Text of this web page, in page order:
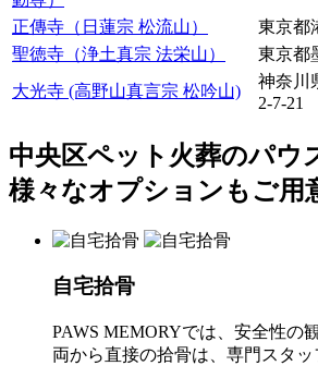
正傳寺（日蓮宗 松流山）
東京都
聖徳寺（浄土真宗 法栄山）
東京都
大光寺 (高野山真言宗 松吟山)
神奈川
2-7-21
中央区ペット火葬のパウ
様々なオプションもご用
自宅拾骨
PAWS MEMORYでは、安全性の
両から直接の拾骨は、専門スタ